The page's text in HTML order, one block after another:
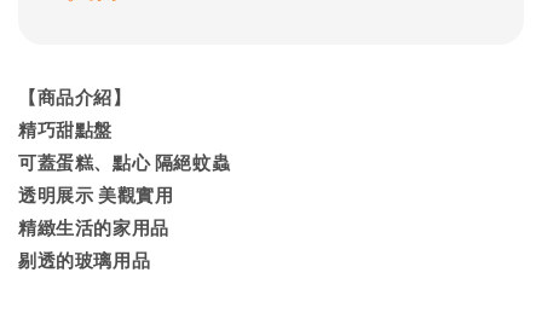
【商品介紹】
精巧甜點盤
可蓋蛋糕、點心 隔絕蚊蟲
透明展示 美觀實用
精緻生活的家用品
剔透的玻璃用品